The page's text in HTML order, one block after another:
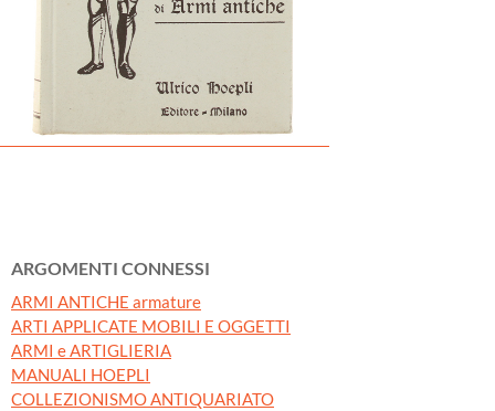
ARGOMENTI CONNESSI
ARMI ANTICHE armature
ARTI APPLICATE MOBILI E OGGETTI
ARMI e ARTIGLIERIA
MANUALI HOEPLI
COLLEZIONISMO ANTIQUARIATO